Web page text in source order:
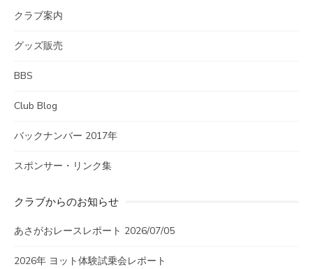
クラブ案内
グッズ販売
BBS
Club Blog
バックナンバー 2017年
スポンサー・リンク集
クラブからのお知らせ
あさがおレースレポート 2026/07/05
2026年 ヨット体験試乗会レポート